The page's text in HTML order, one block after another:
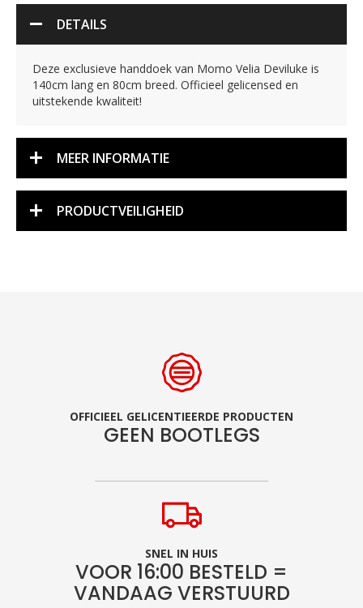
DETAILS
Deze exclusieve handdoek van Momo Velia Deviluke is
140cm lang en 80cm breed. Officieel gelicensed en
uitstekende kwaliteit!
MEER INFORMATIE
PRODUCTVEILIGHEID
OFFICIEEL GELICENTIEERDE PRODUCTEN
GEEN BOOTLEGS
SNEL IN HUIS
VOOR 16:00 BESTELD =
VANDAAG VERSTUURD